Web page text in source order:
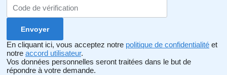
En cliquant ici, vous acceptez notre politique de confidentialité et
notre accord utilisateur.
Vos données personnelles seront traitées dans le but de
répondre à votre demande.